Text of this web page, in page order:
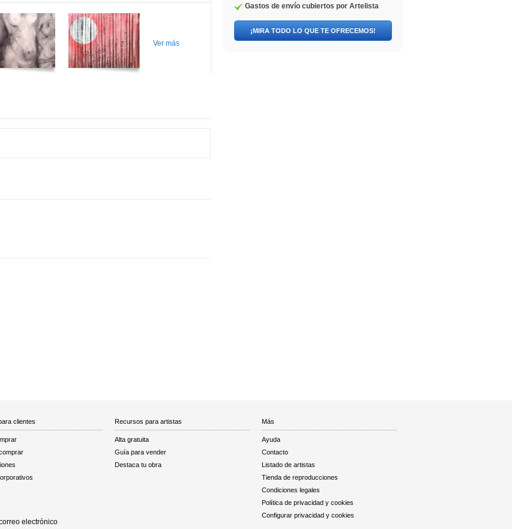
Gastos de envío cubiertos por Artelista
¡MIRA TODO LO QUE TE OFRECEMOS!
Ver más
clientes Recursos para artistas
Alta gratuita
Guía para vender
Destaca tu obra
Más
Ayuda
Contacto
Listado de artistas
Tienda de reproducciones
Condiciones legales
Política de privacidad y cookies
Configurar privacidad y cookies
electrónico